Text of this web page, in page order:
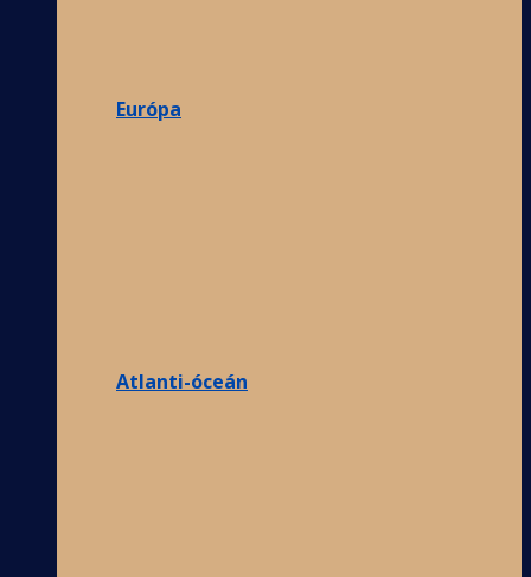
Európa
Atlanti-óceán